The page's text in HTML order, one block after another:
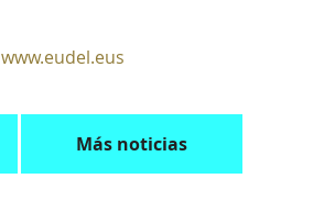
www.eudel.eus
Más noticias